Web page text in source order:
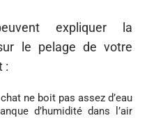
expliquer la
le pelage de votre
:
ne boit pas assez d’eau
d’humidité dans l’air